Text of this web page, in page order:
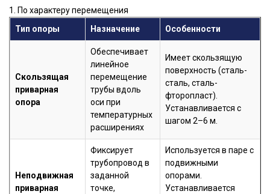
1. По характеру перемещения
Тип опоры
Назначение Особенности
Скользящая
приварная
опора
Обеспечивает
линейное
перемещение
трубы вдоль
оси при
температурных
расширениях
Имеет скользящую
поверхность (сталь-
сталь, сталь-
фторопласт).
Устанавливается с
шагом 2–6 м.
Неподвижная
приварная
Фиксирует
трубопровод в
заданной
точке,
Используется в паре с
подвижными
опорами.
Устанавливается